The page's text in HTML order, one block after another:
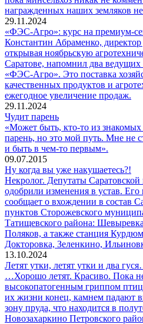
награжденных наших земляков
29.11.2024
«ФЭС-Агро»: курс на премиум-
Константин Абраменко,
открывая ноябрьскую
Саратове, напомнил два
«ФЭС-Агро». Это поставка
качественных продуктов и
ежегодное увеличение продаж.
29.11.2024
Чудит парень
«Может быть, кто-то из
парень, но это мой путь. Мне не
и быть в чем-то первым».
09.07.2015
Ну когда вы уже накушаетесь?!
Некролог. Депутаты
одобрили изменения в устав. Его
сообщает о вхождении в состав
пунктов Сторожевского
Татищевского района:
Поляков, а также станция
Докторовка, Зеленкино,
13.10.2024
Летят утки, летят утки и два
…Хорошо летят. Красиво. Пока
высокопатогенным гриппом
их жизни конец, камнем падают
зону пруда, что находится в
Новозахаркино Петровского